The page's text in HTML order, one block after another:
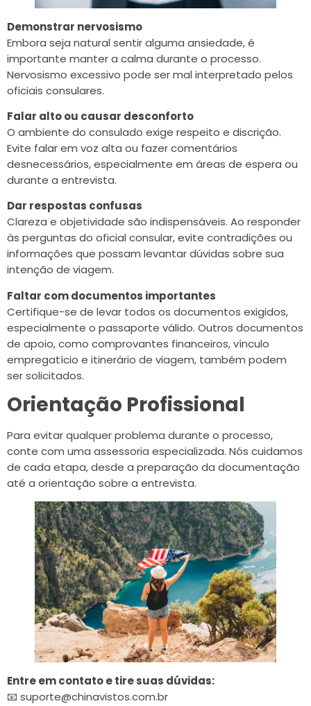
Demonstrar nervosismo
Embora seja natural sentir alguma ansiedade, é
importante manter a calma durante o processo.
Nervosismo excessivo pode ser mal interpretado pelos
oficiais consulares.
Falar alto ou causar desconforto
O ambiente do consulado exige respeito e discrição.
Evite falar em voz alta ou fazer comentários
desnecessários, especialmente em áreas de espera ou
durante a entrevista.
Dar respostas confusas
Clareza e objetividade são indispensáveis. Ao responder
às perguntas do oficial consular, evite contradições ou
informações que possam levantar dúvidas sobre sua
intenção de viagem.
Faltar com documentos importantes
Certifique-se de levar todos os documentos exigidos,
especialmente o passaporte válido. Outros documentos
de apoio, como comprovantes financeiros, vínculo
empregatício e itinerário de viagem, também podem
ser solicitados.
Orientação Profissional
Para evitar qualquer problema durante o processo,
conte com uma assessoria especializada. Nós cuidamos
de cada etapa, desde a preparação da documentação
até a orientação sobre a entrevista.
Entre em contato e tire suas dúvidas:
📧 suporte@chinavistos.com.br